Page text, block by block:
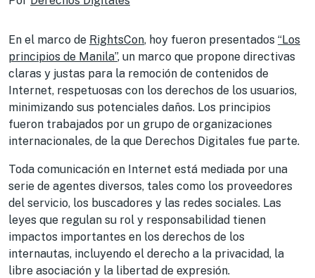
En el marco de RightsCon, hoy fueron presentados “Los
principios de Manila”, un marco que propone directivas
claras y justas para la remoción de contenidos de
Internet, respetuosas con los derechos de los usuarios,
minimizando sus potenciales daños. Los principios
fueron trabajados por un grupo de organizaciones
internacionales, de la que Derechos Digitales fue parte.
Toda comunicación en Internet está mediada por una
serie de agentes diversos, tales como los proveedores
del servicio, los buscadores y las redes sociales. Las
leyes que regulan su rol y responsabilidad tienen
impactos importantes en los derechos de los
internautas, incluyendo el derecho a la privacidad, la
libre asociación y la libertad de expresión.